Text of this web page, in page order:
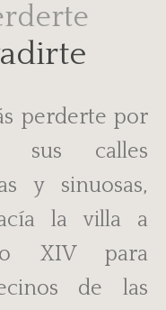
perderte por
sus calles
y sinuosas,
la villa a
XIV para
de las